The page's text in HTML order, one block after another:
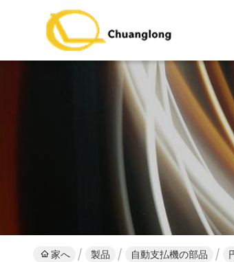
家へ 製品 自動支払機の部品